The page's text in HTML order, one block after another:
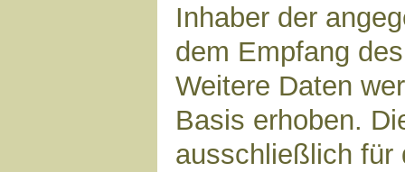
Inhaber der
dem Empfang
Weitere Daten
Basis erhoben.
ausschließlich für